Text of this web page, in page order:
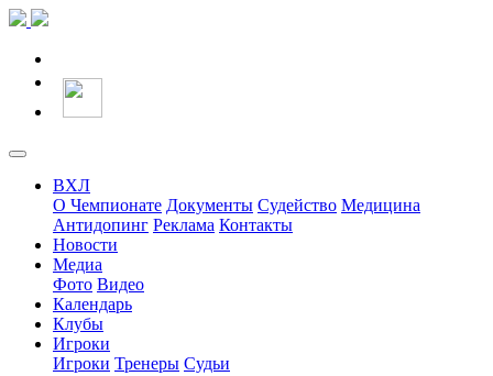
ВХЛ
О Чемпионате Документы Судейство Медицина
Антидопинг Реклама Контакты
Новости
Медиа
Фото Видео
Календарь
Клубы
Игроки
Игроки Тренеры Судьи